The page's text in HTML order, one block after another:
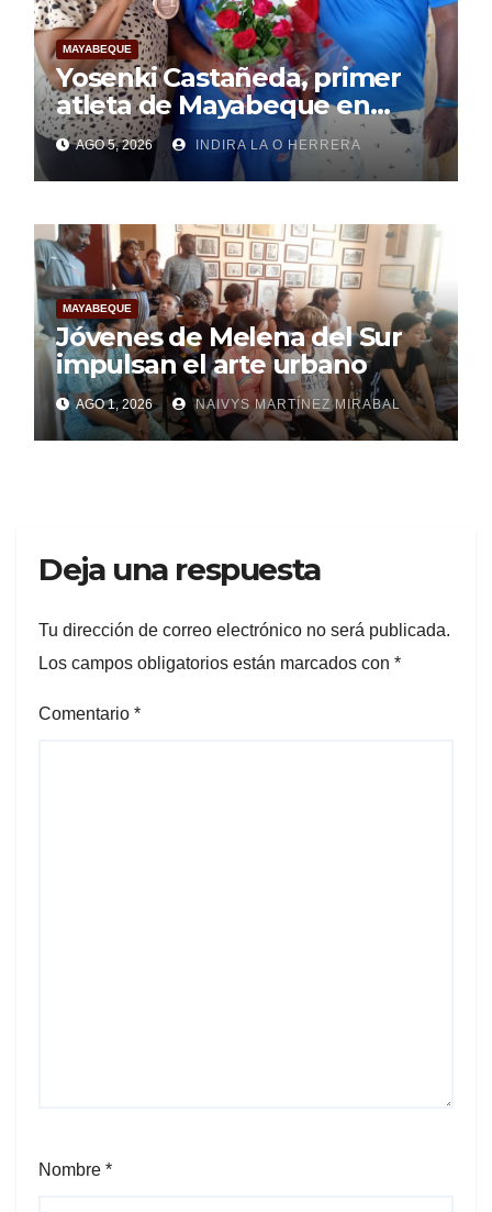
MAYABEQUE
Yosenki Castañeda, primer
atleta de Mayabeque en
subir al podio
centroamericano
AGO 5, 2026 INDIRA LA O HERRERA
MAYABEQUE
Jóvenes de Melena del Sur
impulsan el arte urbano
AGO 1, 2026 NAIVYS MARTÍNEZ MIRABAL
Deja una respuesta
Tu dirección de correo electrónico no será publicada.
Los campos obligatorios están marcados con *
Comentario *
Nombre *